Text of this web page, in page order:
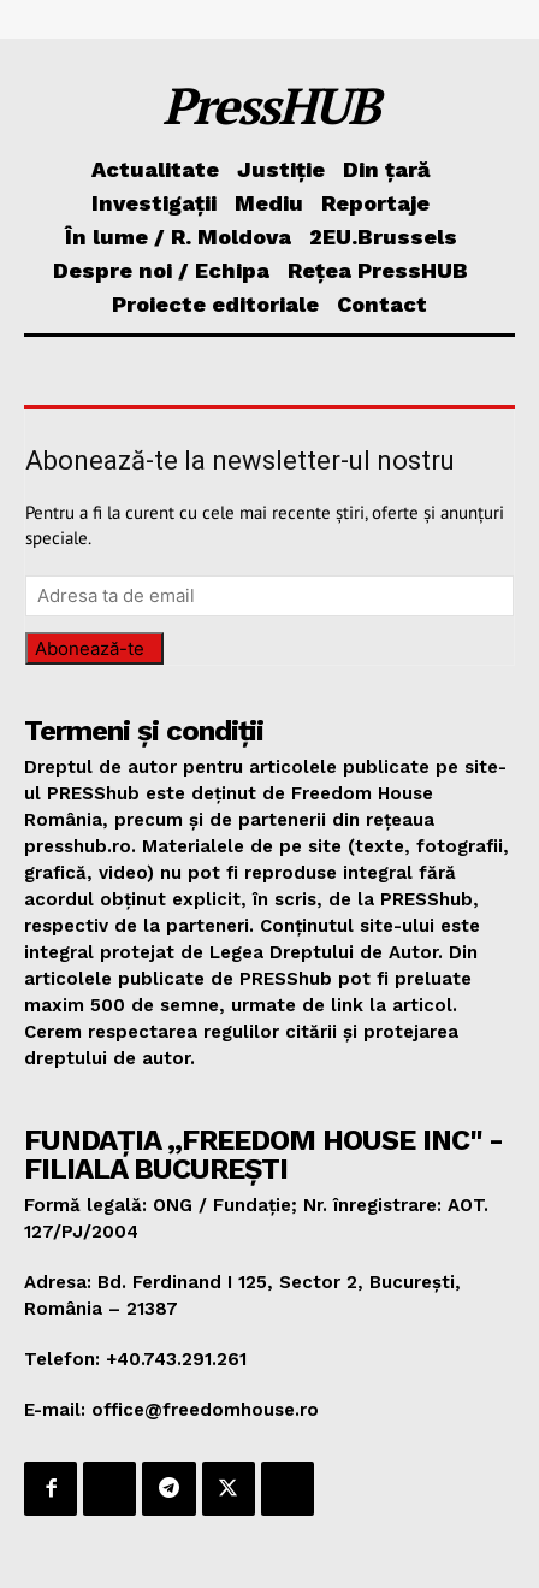
PressHUB
Actualitate Justiție
Din țară
Investigații
Mediu
Reportaje
În lume / R. Moldova
2EU.Brussels
Despre noi / Echipa
Rețea PressHUB
Proiecte editoriale
Contact
Abonează-te la newsletter-ul nostru
Pentru a fi la curent cu cele mai recente știri, oferte și anunțuri
speciale.
Abonează-te
Termeni și condiții
Dreptul de autor pentru articolele publicate pe site-
ul PRESShub este deținut de Freedom House
România, precum și de partenerii din rețeaua
presshub.ro. Materialele de pe site (texte, fotografii,
grafică, video) nu pot fi reproduse integral fără
acordul obținut explicit, în scris, de la PRESShub,
respectiv de la parteneri. Conținutul site-ului este
integral protejat de Legea Dreptului de Autor. Din
articolele publicate de PRESShub pot fi preluate
maxim 500 de semne, urmate de link la articol.
Cerem respectarea regulilor citării și protejarea
dreptului de autor.
FUNDAȚIA „FREEDOM HOUSE INC" -
FILIALA BUCUREȘTI
Formă legală: ONG / Fundație; Nr. înregistrare: AOT.
127/PJ/2004
Adresa: Bd. Ferdinand I 125, Sector 2, București,
România – 21387
Telefon: +40.743.291.261
E-mail: office@freedomhouse.ro